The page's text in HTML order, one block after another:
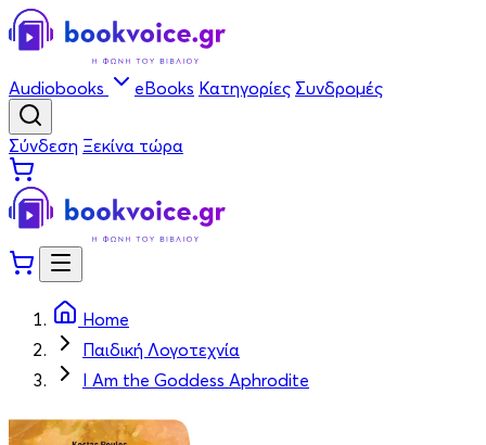
Audiobooks eBooks Κατηγορίες Συνδρομές
Σύνδεση Ξεκίνα τώρα
Home
Παιδική Λογοτεχνία
I Am the Goddess Aphrodite